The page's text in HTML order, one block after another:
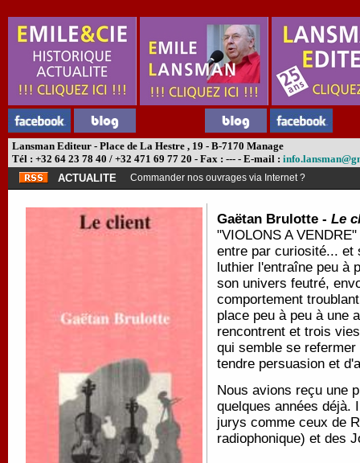
Lansman Editeur - Place de La Hestre , 19 - B-7170 Manage
Tél : +32 64 23 78 40 / +32 471 69 77 20 - Fax : --- - E-mail :
ACTUALITE
Commander nos ouvrages via Internet ?
Gaëtan Brulotte - Le
"VIOLONS A
entre par curiosité... et
luthier l'entraîne peu à
son univers feutré,
comportement
place peu à peu à une
rencontrent et trois
qui semble se
tendre persuasion et
Nous avions reçu une
quelques années déjà.
jurys comme ceux de
radiophonique) et des